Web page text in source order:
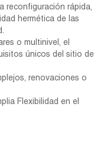
reconfiguración rápida,
hermética de las
o multinivel, el
únicos del sitio de
renovaciones o
Flexibilidad en el